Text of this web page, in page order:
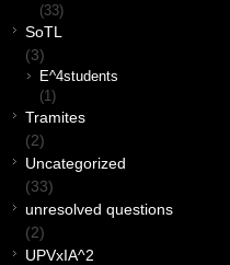
(33)
SoTL
(3)
E^4students
(1)
Tramites
(2)
Uncategorized
(33)
unresolved questions
(2)
UPVxIA^2